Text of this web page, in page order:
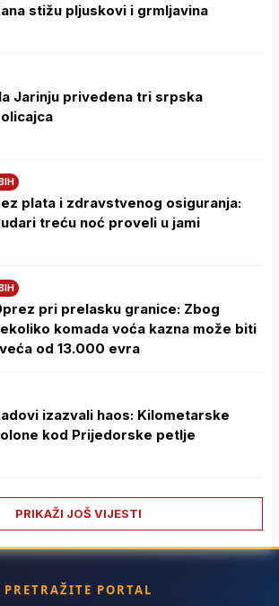
stižu pljuskovi i grmljavina
Јarinju privedena tri srpska
plata i zdravstvenog osiguranja:
treću noć proveli u jami
pri prelasku granice: Zbog
komada voća kazna može biti
od 13.000 evra
izazvali haos: Kilometarske
kod Prijedorske petlje
PRIKAŽI JOŠ VIJESTI
PRETRAŽITE PORTAL